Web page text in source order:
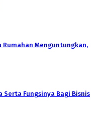
Rumahan Menguntungkan,
Fungsinya Bagi Bisnis